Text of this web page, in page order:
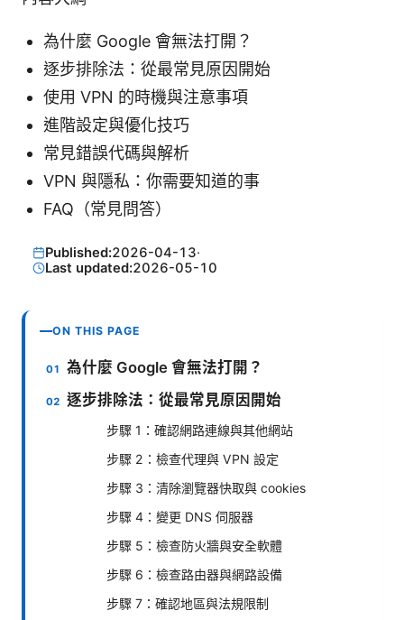
為什麼 Google 會無法打開？
逐步排除法：從最常見原因開始
使用 VPN 的時機與注意事項
進階設定與優化技巧
常見錯誤代碼與解析
VPN 與隱私：你需要知道的事
FAQ（常見問答）
Published:2026-04-13·
Last updated:2026-05-10
ON THIS PAGE
為什麼 Google 會無法打開？
逐步排除法：從最常見原因開始
步驟 1：確認網路連線與其他網站
步驟 2：檢查代理與 VPN 設定
步驟 3：清除瀏覽器快取與 cookies
步驟 4：變更 DNS 伺服器
步驟 5：檢查防火牆與安全軟體
步驟 6：檢查路由器與網路設備
步驟 7：確認地區與法規限制